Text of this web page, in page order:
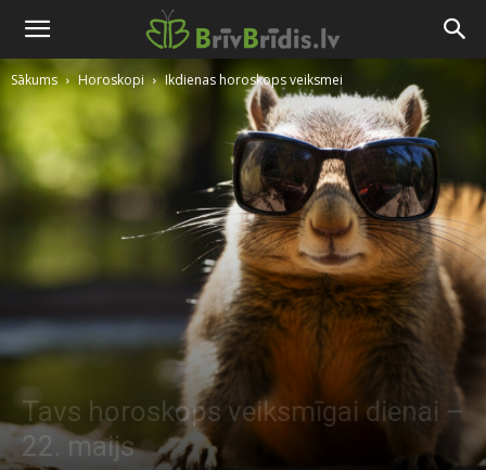
Sākums Horoskopi Ikdienas horoskops veiksmei
Tavs horoskops veiksmīgai dienai –
22. maijs